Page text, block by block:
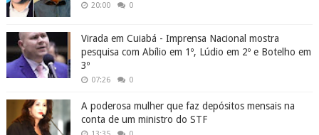
20:00 0
Virada em Cuiabá - Imprensa Nacional mostra
pesquisa com Abílio em 1º, Lúdio em 2º e Botelho em
3º
07:26 0
A poderosa mulher que faz depósitos mensais na
conta de um ministro do STF